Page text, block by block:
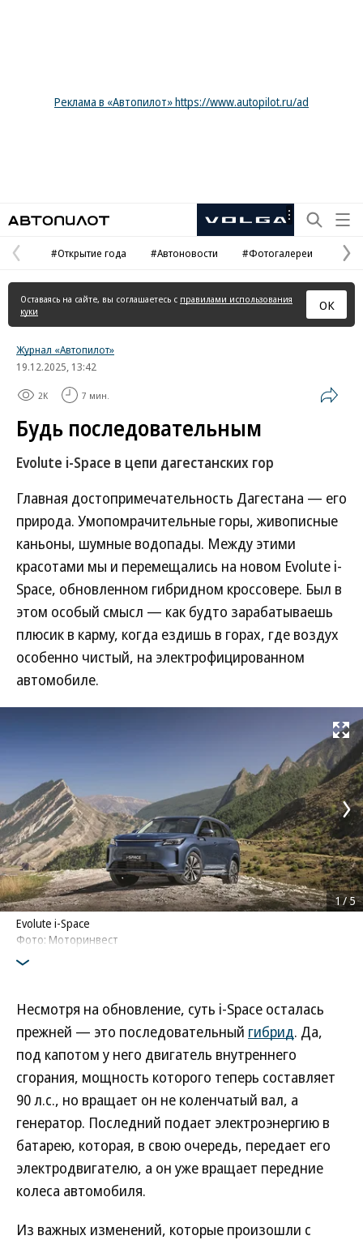
Реклама в «Автопилот» https://www.autopilot.ru/ad
Рекламная
Предыдущая
страница
#Открытие года #Автоновости #Фотогалереи
Оставаясь на сайте, вы соглашаетесь с правилами использования
куки
ОК
Журнал «Автопилот»
19.12.2025, 13:42
2K 7 мин.
Будь последовательным
Evolute i-Space в цепи дагестанских гор
Главная достопримечательность Дагестана — его
природа. Умопомрачительные горы, живописные
каньоны, шумные водопады. Между этими
красотами мы и перемещались на новом Evolute i-
Space, обновленном гибридном кроссовере. Был в
этом особый смысл — как будто зарабатываешь
плюсик в карму, когда ездишь в горах, где воздух
особенно чистый, на электрофицированном
автомобиле.
Развернуть
Evolute i-Space
Фото: Моторинвест
1/5
Несмотря на обновление, суть i-Space осталась
прежней — это последовательный гибрид. Да,
под капотом у него двигатель внутреннего
сгорания, мощность которого теперь составляет
90 л.с., но вращает он не коленчатый вал, а
генератор. Последний подает электроэнергию в
батарею, которая, в свою очередь, передает его
электродвигателю, а он уже вращает передние
колеса автомобиля.
Из важных изменений, которые произошли с